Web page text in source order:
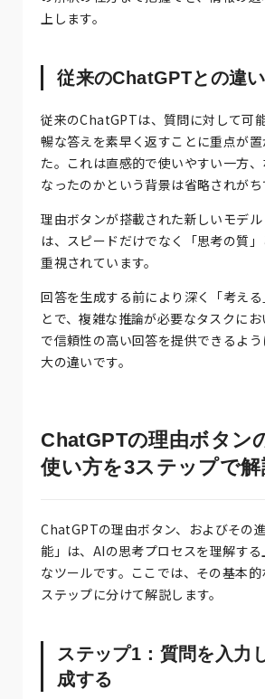
上します。
従来のChatGPTとの違い
従来のChatGPTは、質問に対して可
暢な答えを素早く返すことに重点が
た。これは直感的で使いやすい一方
なったのかという背景は省略されがち
理由ボタンが搭載された新しいモデ
は、スピードだけでなく「思考の質
重視されています。
回答を生成する前により深く「考え
とで、複雑な推論が必要なタスクに
で信頼性の高い回答を提供できるよ
大の違いです。
ChatGPTの理由ボタン
使い方を3ステップで解
ChatGPTの理由ボタン、およびその
能」は、AIの思考プロセスを理解す
なツールです。ここでは、その基本
ステップに分けて解説します。
ステップ1：質問を入力
成する